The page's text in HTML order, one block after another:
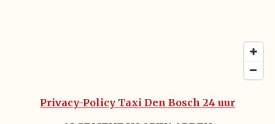
Privacy-Policy Taxi Den Bosch 24 uur